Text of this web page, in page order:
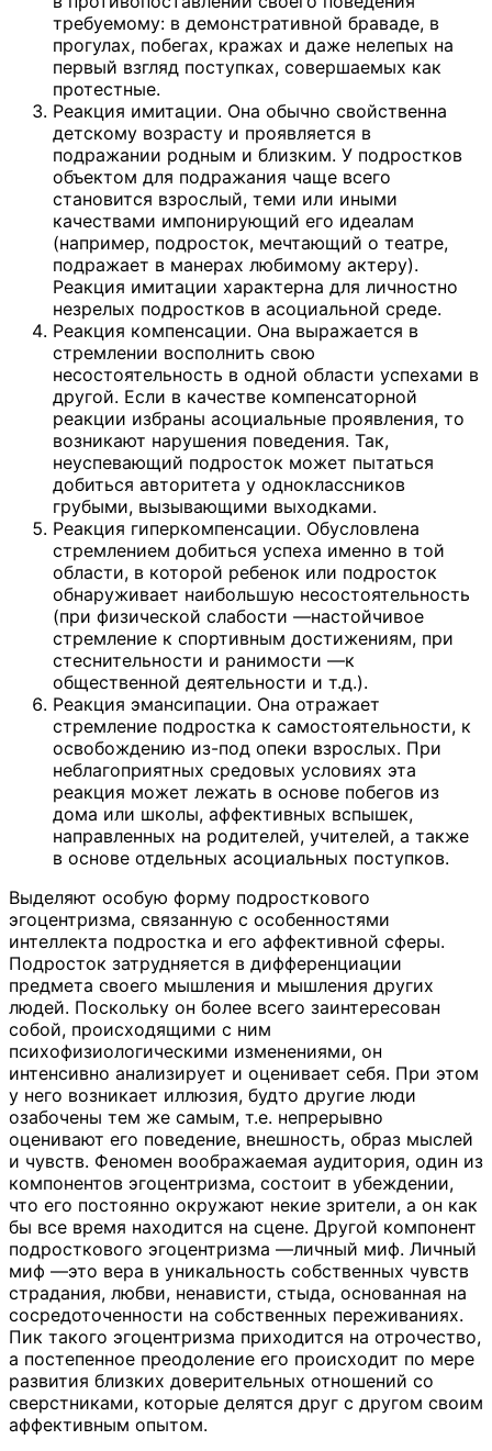
требуемому: в демонстративной браваде, в
прогулах, побегах, кражах и даже нелепых на
первый взгляд поступках, совершаемых как
протестные.
Реакция имитации. Она обычно свойственна
детскому возрасту и проявляется в
подражании родным и близким. У подростков
объектом для подражания чаще всего
становится взрослый, теми или иными
качествами импонирующий его идеалам
(например, подросток, мечтающий о театре,
подражает в манерах любимому актеру).
Реакция имитации характерна для личностно
незрелых подростков в асоциальной среде.
Реакция компенсации. Она выражается в
стремлении восполнить свою
несостоятельность в одной области успехами в
другой. Если в качестве компенсаторной
реакции избраны асоциальные проявления, то
возникают нарушения поведения. Так,
неуспевающий подросток может пытаться
добиться авторитета у одноклассников
грубыми, вызывающими выходками.
Реакция гиперкомпенсации. Обусловлена
стремлением добиться успеха именно в той
области, в которой ребенок или подросток
обнаруживает наибольшую несостоятельность
(при физической слабости —настойчивое
стремление к спортивным достижениям, при
стеснительности и ранимости —к
общественной деятельности и т.д.).
Реакция эмансипации. Она отражает
стремление подростка к самостоятельности, к
освобождению из-под опеки взрослых. При
неблагоприятных средовых условиях эта
реакция может лежать в основе побегов из
дома или школы, аффективных вспышек,
направленных на родителей, учителей, а также
в основе отдельных асоциальных поступков.
Выделяют особую форму подросткового
эгоцентризма, связанную с особенностями
интеллекта подростка и его аффективной сферы.
Подросток затрудняется в дифференциации
предмета своего мышления и мышления других
людей. Поскольку он более всего заинтересован
собой, происходящими с ним
психофизиологическими изменениями, он
интенсивно анализирует и оценивает себя. При этом
у него возникает иллюзия, будто другие люди
озабочены тем же самым, т.е. непрерывно
оценивают его поведение, внешность, образ мыслей
и чувств. Феномен воображаемая аудитория, один из
компонентов эгоцентризма, состоит в убеждении,
что его постоянно окружают некие зрители, а он как
бы все время находится на сцене. Другой компонент
подросткового эгоцентризма —личный миф. Личный
миф —это вера в уникальность собственных чувств
страдания, любви, ненависти, стыда, основанная на
сосредоточенности на собственных переживаниях.
Пик такого эгоцентризма приходится на отрочество,
а постепенное преодоление его происходит по мере
развития близких доверительных отношений со
сверстниками, которые делятся друг с другом своим
аффективным опытом.